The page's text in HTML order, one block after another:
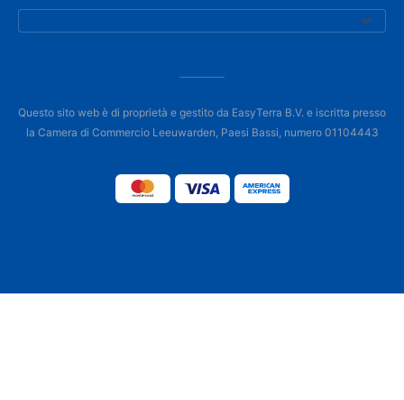
Questo sito web è di proprietà e gestito da EasyTerra B.V. e iscritta presso
la Camera di Commercio Leeuwarden, Paesi Bassi, numero 01104443